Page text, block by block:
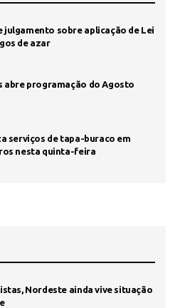
julgamento sobre aplicação de Lei
de azar
abre programação do Agosto
serviços de tapa-buraco em
nesta quinta-feira
Nordeste ainda vive situação